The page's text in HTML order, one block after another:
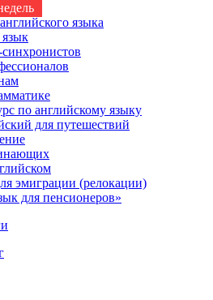
языка
по английскому языку
для путешествий
эмиграции (релокации)
для пенсионеров»